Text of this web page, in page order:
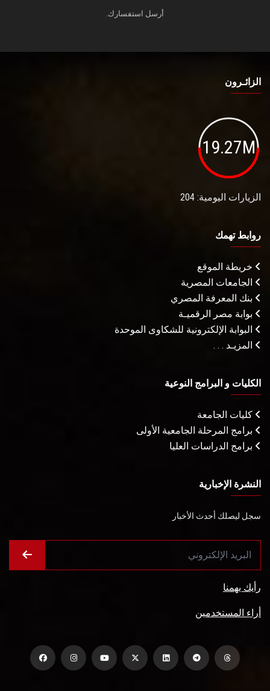
أرسل استفسارك.
الزائـرون
19.27M
الزيارات اليومية: 204
روابط تهمك
خريطة الموقع
الجامعات المصرية
بنك المعرفة المصري
بوابة مصر الرقميـة
البوابة الإلكترونية للشكاوى الموحدة
المزيـد . . .
الكليات و البرامج النوعية
كليات الجامعة
برامج المرحلة الجامعية الأولى
برامج الدراسات العليا
النشرة الإخبارية
سجل ليصلك أحدث الأخبار
رأيك يهمنا
أراء المستخدمين